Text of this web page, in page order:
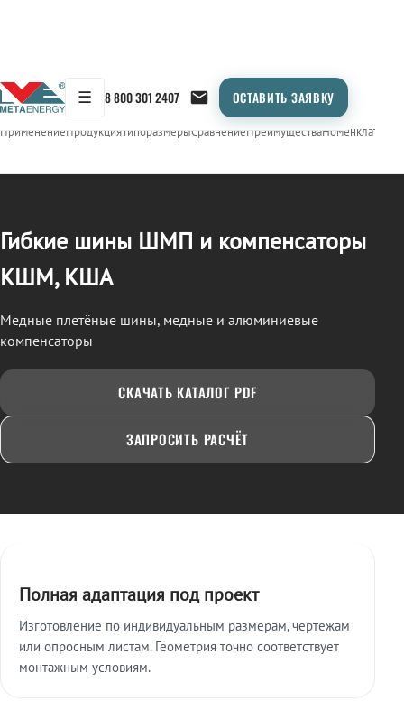
☰ 8 800 301 2407 ОСТАВИТЬ ЗАЯВКУ
← Продукция/ШМП, КШМ, КША
ПрименениеПродукцияТипоразмерыСравнениеПреимуществаНоменклатура
Гибкие шины ШМП и компенсаторы
КШМ, КША
Медные плетёные шины, медные и алюминиевые
компенсаторы
СКАЧАТЬ КАТАЛОГ PDF
ЗАПРОСИТЬ РАСЧЁТ
Полная адаптация под проект
Изготовление по индивидуальным размерам, чертежам
или опросным листам. Геометрия точно соответствует
монтажным условиям.